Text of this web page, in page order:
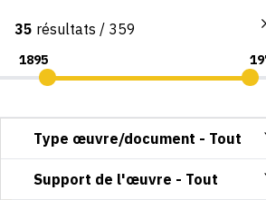
Consultation par image
35 résultats / 359
Type œuvre/document - Tout
Support de l'œuvre - Tout